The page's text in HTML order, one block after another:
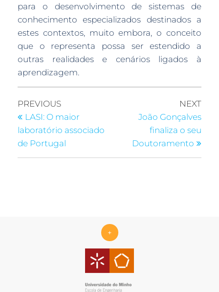
para o desenvolvimento de sistemas de
conhecimento especializados destinados a
estes contextos, muito embora, o conceito
que o representa possa ser estendido a
outras realidades e cenários ligados à
aprendizagem.
PREVIOUS
LASI: O maior
laboratório associado
de Portugal
NEXT
João Gonçalves
finaliza o seu
Doutoramento
+